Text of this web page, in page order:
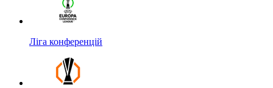
Ліга конференцій